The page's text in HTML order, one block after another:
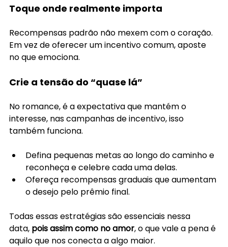
Toque onde realmente importa
Recompensas padrão não mexem com o coração.
Em vez de oferecer um incentivo comum, aposte
no que emociona.
Crie a tensão do “quase lá”
No romance, é a expectativa que mantém o
interesse, nas campanhas de incentivo, isso
também funciona.
Defina pequenas metas ao longo do caminho e
reconheça e celebre cada uma delas.
Ofereça recompensas graduais que aumentam
o desejo pelo prêmio final.
Todas essas estratégias são essenciais nessa
data, pois assim como no amor, o que vale a pena é
aquilo que nos conecta a algo maior.